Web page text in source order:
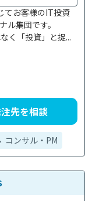
てお客様のIT投資
ル集団です。
く「投資」と捉...
先を相談
コンサル・PM